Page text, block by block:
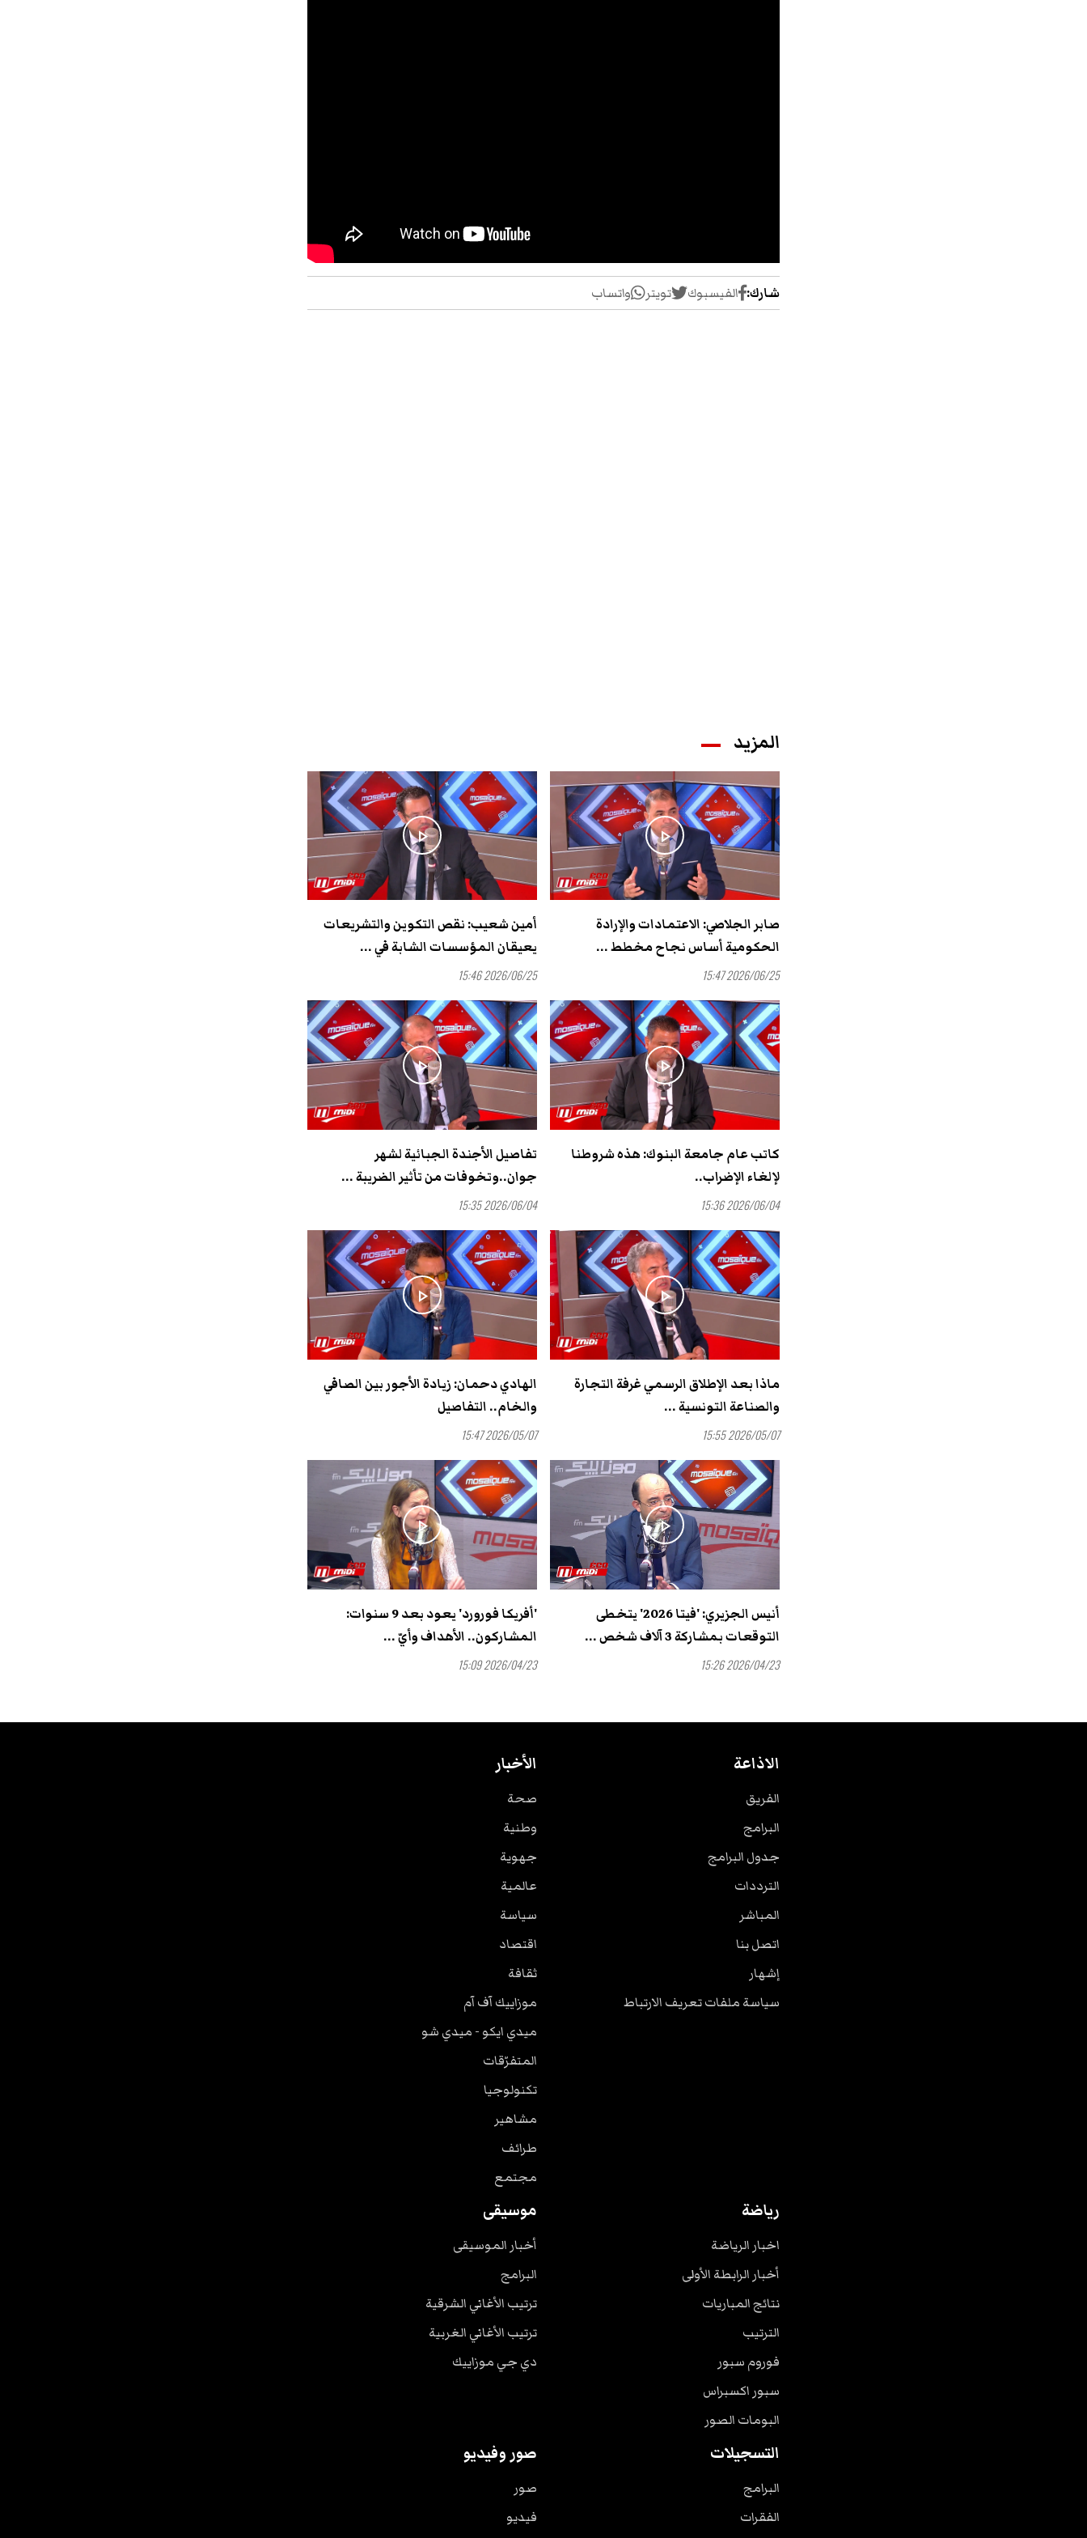
شارك: الفيسبوك تويتر واتساب
المزيد
play_arrow
صابر الجلاصي: الاعتمادات والإرادة
الحكومية أساس نجاح مخطط ...
2026/06/25 15:47
play_arrow
أمين شعيب: نقص التكوين والتشريعات
يعيقان المؤسسات الشابة في ...
2026/06/25 15:46
play_arrow
كاتب عام جامعة البنوك: هذه شروطنا
لإلغاء الإضراب..
2026/06/04 15:36
play_arrow
تفاصيل الأجندة الجبائية لشهر
جوان..وتخوفات من تأثير الضريبة ...
2026/06/04 15:35
play_arrow
ماذا بعد الإطلاق الرسمي غرفة التجارة
والصناعة التونسية ...
2026/05/07 15:55
play_arrow
الهادي دحمان: زيادة الأجور بين الصافي
والخام.. التفاصيل
2026/05/07 15:47
play_arrow
أنيس الجزيري: 'فيتا 2026' يتخطى
التوقعات بمشاركة 3 آلاف شخص ...
2026/04/23 15:26
play_arrow
'أفريكا فورورد' يعود بعد 9 سنوات:
المشاركون.. الأهداف وأيّ ...
2026/04/23 15:09
الاذاعة
الفريق
البرامج
جدول البرامج
الترددات
المباشر
اتصل بنا
إشهار
سياسة ملفات تعريف الارتباط
الأخبار
صحة
وطنية
جهوية
عالمية
سياسة
اقتصاد
ثقافة
موزاييك آف آم
ميدي ايكو - ميدي شو
المتفرّقات
تكنولوجيا
مشاهير
طرائف
مجتمع
رياضة
اخبار الرياضة
أخبار الرابطة الأولى
نتائج المباريات
الترتيب
فوروم سبور
سبور اكسبراس
البومات الصور
موسيقى
أخبار الموسيقى
البرامج
ترتيب الأغاني الشرقية
ترتيب الأغاني الغربية
دي جي موزاييك
التسجيلات
البرامج
الفقرات
صور وفيديو
صور
فيديو